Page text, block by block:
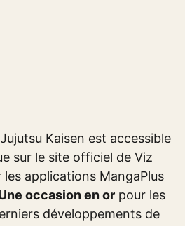
Kaisen est accessible
sur le site officiel de Viz
les applications MangaPlus
occasion en or pour les
développements de